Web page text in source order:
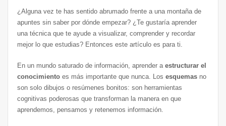
¿Alguna vez te has sentido abrumado frente a una montaña de
apuntes sin saber por dónde empezar? ¿Te gustaría aprender
una técnica que te ayude a visualizar, comprender y recordar
mejor lo que estudias? Entonces este artículo es para ti.
En un mundo saturado de información, aprender a estructurar el
conocimientoes más importante que nunca. Los esquemasno
son solo dibujos o resúmenes bonitos: son herramientas
cognitivas poderosas que transforman la manera en que
aprendemos, pensamos y retenemos información.